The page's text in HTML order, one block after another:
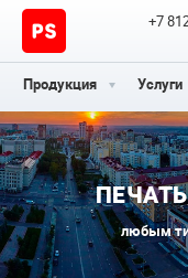
+7
Продукция Услуги
любым